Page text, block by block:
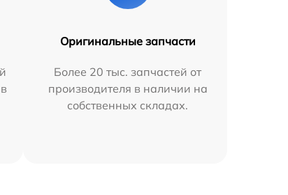
Оригинальные запчасти
Более 20 тыс. запчастей от
производителя в наличии на
собственных складах.